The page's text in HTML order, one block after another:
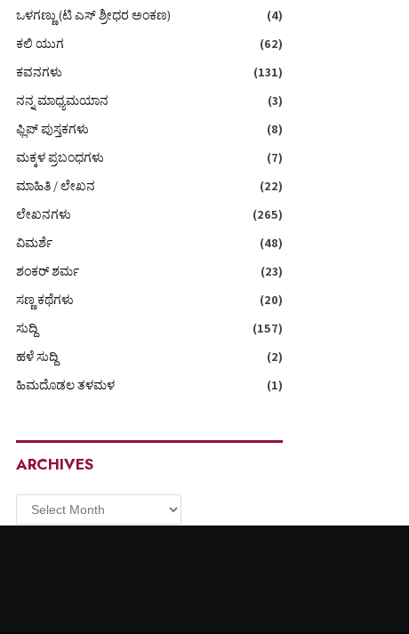
ಒಳಗಣ್ಣು (ಟಿ ಎಸ್‌ ಶ್ರೀಧರ ಅಂಕಣ)
(4)
ಕಲಿ ಯುಗ
(62)
ಕವನಗಳು
(131)
ನನ್ನ ಮಾಧ್ಯಮಯಾನ
(3)
ಫ್ಲಿಪ್ ಪುಸ್ತಕಗಳು
(8)
ಮಕ್ಕಳ ಪ್ರಬಂಧಗಳು
(7)
ಮಾಹಿತಿ / ಲೇಖನ
(22)
ಲೇಖನಗಳು
(265)
ವಿಮರ್ಶೆ
(48)
ಶಂಕರ್ ಶರ್ಮ
(23)
ಸಣ್ಣ ಕಥೆಗಳು
(20)
ಸುದ್ದಿ
(157)
ಹಳೆ ಸುದ್ದಿ
(2)
ಹಿಮದೊಡಲ ತಳಮಳ
(1)
ARCHIVES
Archives